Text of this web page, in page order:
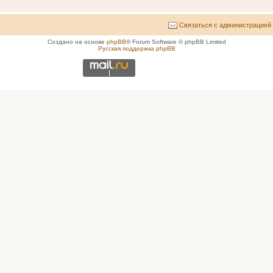
Связаться с администрацией
Создано на основе phpBB® Forum Software © phpBB Limited
Русская поддержка phpBB